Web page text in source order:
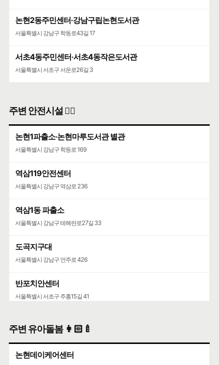
논현2동주민센터·강남구립논현도서관
서울특별시 강남구 학동로43길 17
서초4동주민센터·서초4동작은도서관
서울특별시 서초구 서운로26길 3
주변 안전시설 👮‍♀️
논현1파출소·논현마루도서관 별관
서울특별시 강남구 학동로 169
역삼119안전센터
서울특별시 강남구 역삼로 236
역삼1동 파출소
서울특별시 강남구 테헤란로27길 33
도곡지구대
서울특별시 강남구 언주로 426
반포치안센터
서울특별시 서초구 주흥15길 41
주변 유아돌봄 👩🏻‍🍼
논현데이케어센터